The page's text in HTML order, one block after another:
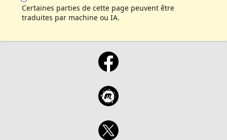
Certaines parties de cette page peuvent être
traduites par machine ou IA.